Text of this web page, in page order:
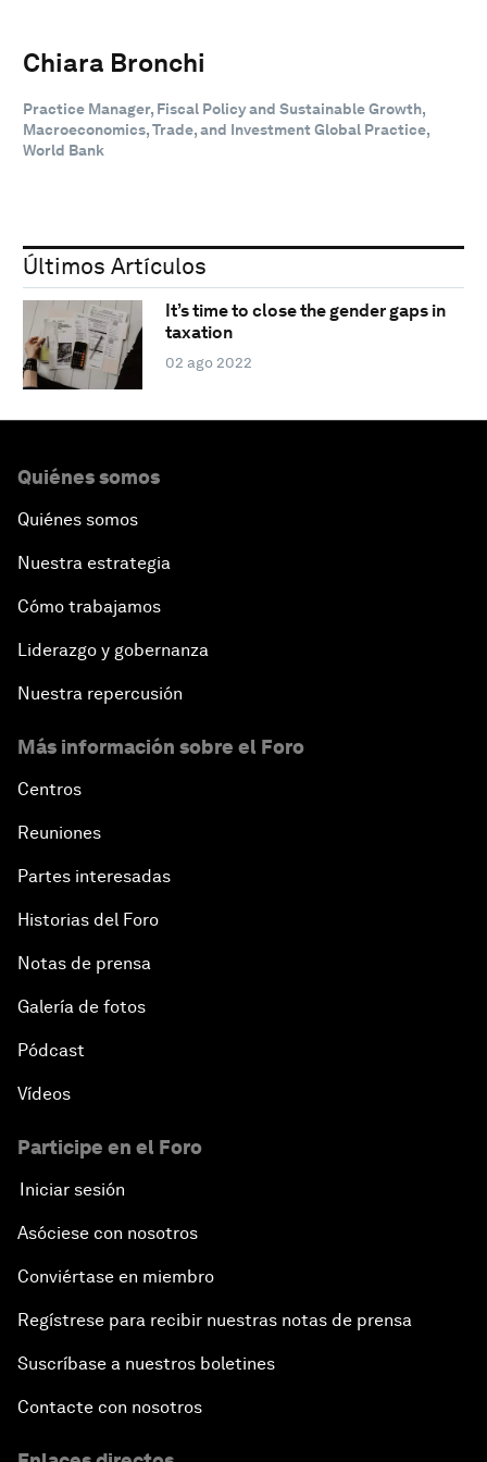
Chiara Bronchi
Practice Manager, Fiscal Policy and Sustainable Growth,
Macroeconomics, Trade, and Investment Global Practice,
World Bank
Últimos Artículos
It’s time to close the gender gaps in
taxation
02 ago 2022
Quiénes somos
Quiénes somos
Nuestra estrategia
Cómo trabajamos
Liderazgo y gobernanza
Nuestra repercusión
Más información sobre el Foro
Centros
Reuniones
Partes interesadas
Historias del Foro
Notas de prensa
Galería de fotos
Pódcast
Vídeos
Participe en el Foro
Iniciar sesión
Asóciese con nosotros
Conviértase en miembro
Regístrese para recibir nuestras notas de prensa
Suscríbase a nuestros boletines
Contacte con nosotros